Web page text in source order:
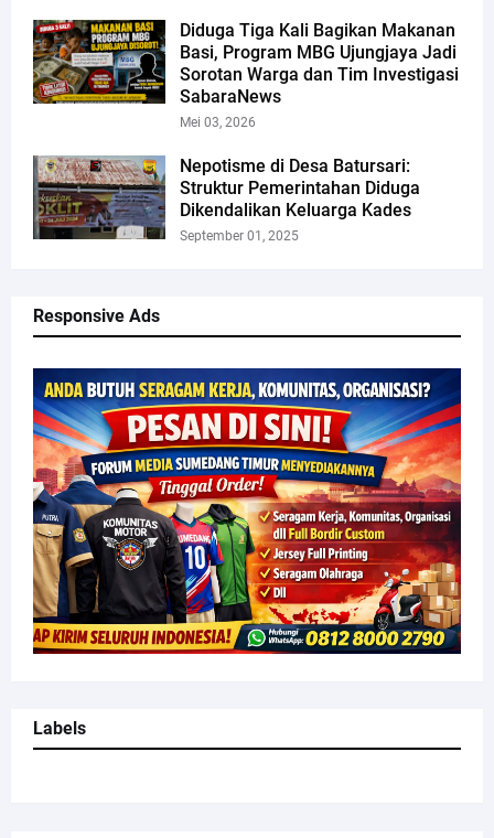
Diduga Tiga Kali Bagikan Makanan
Basi, Program MBG Ujungjaya Jadi
Sorotan Warga dan Tim Investigasi
SabaraNews
Mei 03, 2026
Nepotisme di Desa Batursari:
Struktur Pemerintahan Diduga
Dikendalikan Keluarga Kades
September 01, 2025
Responsive Ads
Labels